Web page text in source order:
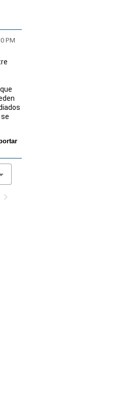
PM